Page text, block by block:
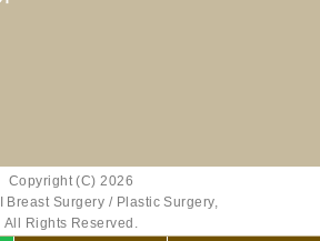
Copyright (C) 2026
Breast Surgery / Plastic Surgery,
All Rights Reserved.